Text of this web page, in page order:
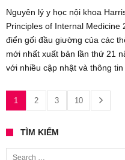
Nguyên lý y học nội khoa
Principles of Internal Medicine
điển gối đầu giường của các
mới nhất xuất bản lần thứ 21
với nhiều cập nhật và thông tin
1 2 3 10
TÌM KIẾM
Search for: